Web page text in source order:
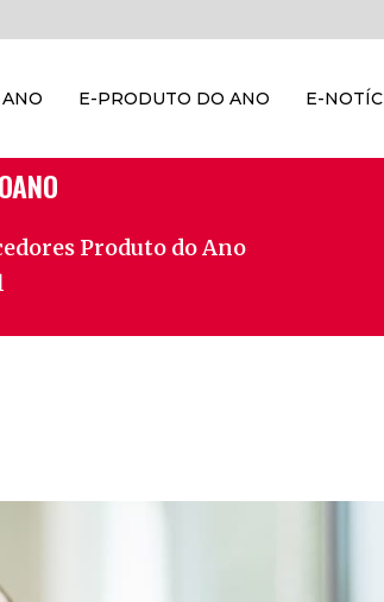
E-PRODUTO DO ANO E-
Produto do Ano